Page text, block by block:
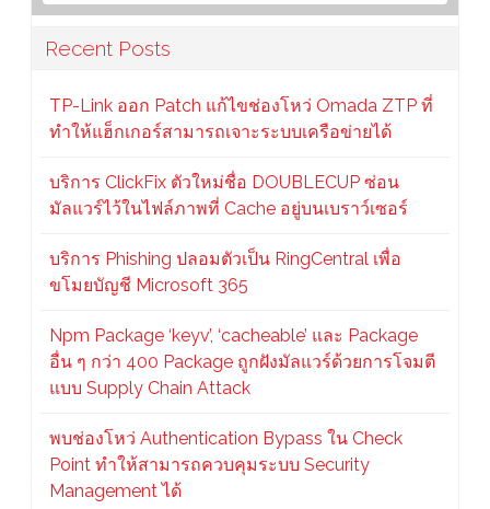
Recent Posts
TP-Link ออก Patch แก้ไขช่องโหว่ Omada ZTP ที่
ทำให้แฮ็กเกอร์สามารถเจาะระบบเครือข่ายได้
บริการ ClickFix ตัวใหม่ชื่อ DOUBLECUP ซ่อน
มัลแวร์ไว้ในไฟล์ภาพที่ Cache อยู่บนเบราว์เซอร์
บริการ Phishing ปลอมตัวเป็น RingCentral เพื่อ
ขโมยบัญชี Microsoft 365
Npm Package ‘keyv’, ‘cacheable’ และ Package
อื่น ๆ กว่า 400 Package ถูกฝังมัลแวร์ด้วยการโจมตี
แบบ Supply Chain Attack
พบช่องโหว่ Authentication Bypass ใน Check
Point ทำให้สามารถควบคุมระบบ Security
Management ได้